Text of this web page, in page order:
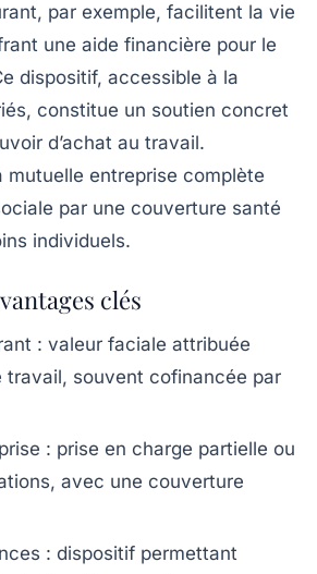
par exemple, facilitent la vie
une aide financière pour le
dispositif, accessible à la
constitue un soutien concret
d’achat au travail.
mutuelle entreprise complète
par une couverture santé
individuels.
clés
: valeur faciale attribuée
travail, souvent cofinancée par
: prise en charge partielle ou
avec une couverture
: dispositif permettant